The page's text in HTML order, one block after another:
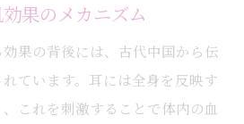
果のメカニズム
果の背後には、古代中国から伝
ています。耳には全身を反映す
これを刺激することで体内の血